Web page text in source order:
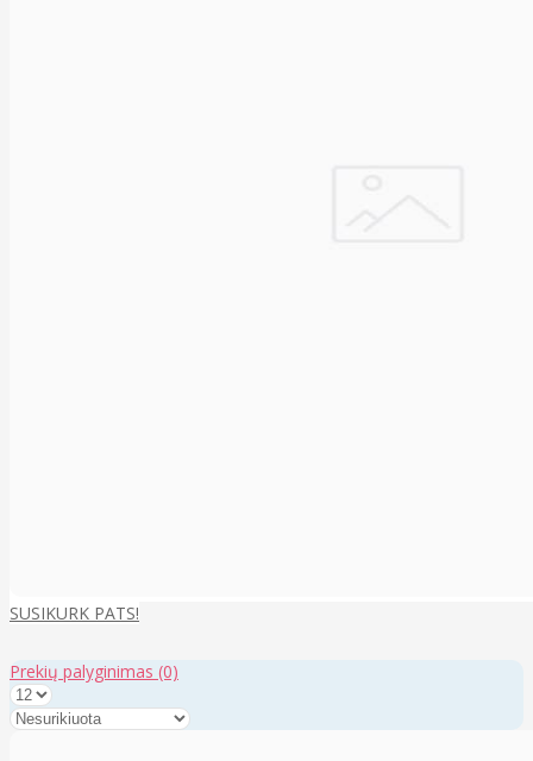
SUSIKURK PATS!
Prekių palyginimas (0)